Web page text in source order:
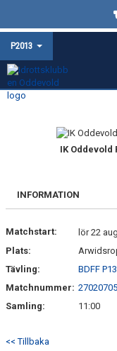
P2013
HEM
MATCHER
TRUPPEN
BILDGALLERI
DOKUMENT
IK Oddevold
INFORMATION
Matchstart:
lör 22
Plats:
Tävling:
BDFF
Matchnummer:
Samling:
11:00
<< Tillbaka